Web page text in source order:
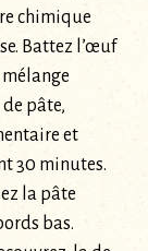
chimique
Battez l’œuf
pâte,
et
30 minutes.
la pâte
bas.